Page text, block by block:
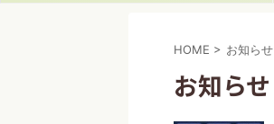
HOME > お知らせ
お知らせ